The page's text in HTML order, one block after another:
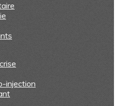
injection